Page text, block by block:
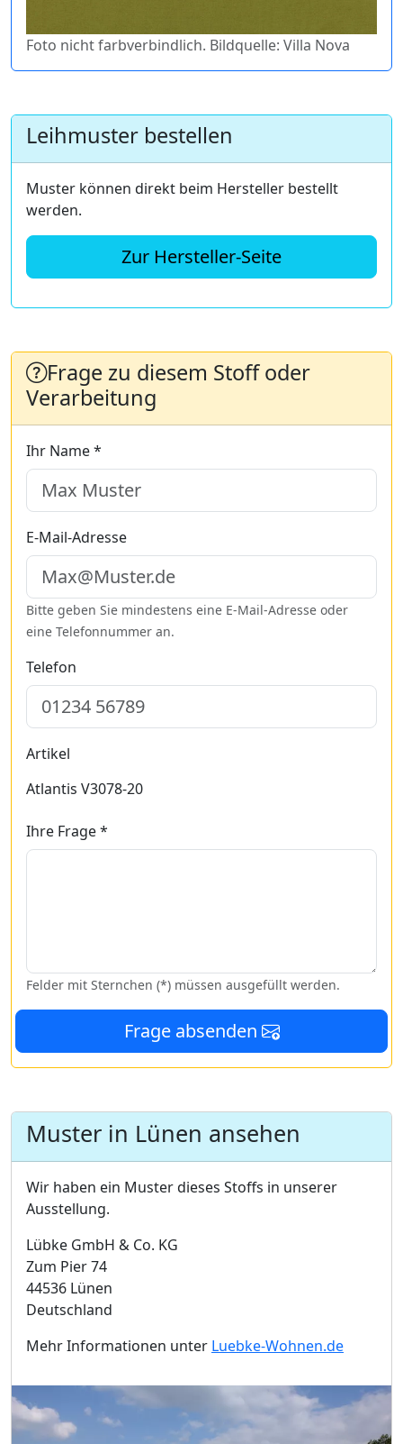
Foto nicht farbverbindlich. Bildquelle: Villa Nova
Leihmuster bestellen
Muster können direkt beim Hersteller bestellt
werden.
Zur Hersteller-Seite
Frage zu diesem Stoff oder
Verarbeitung
Ihr Name *
E-Mail-Adresse
Bitte geben Sie mindestens eine E-Mail-Adresse oder
eine Telefonnummer an.
Telefon
Artikel
Atlantis V3078-20
Ihre Frage *
Felder mit Sternchen (*) müssen ausgefüllt werden.
Frage absenden
Muster in Lünen ansehen
Wir haben ein Muster dieses Stoffs in unserer
Ausstellung.
Lübke GmbH & Co. KG
Zum Pier 74
44536 Lünen
Deutschland
Mehr Informationen unter Luebke-Wohnen.de